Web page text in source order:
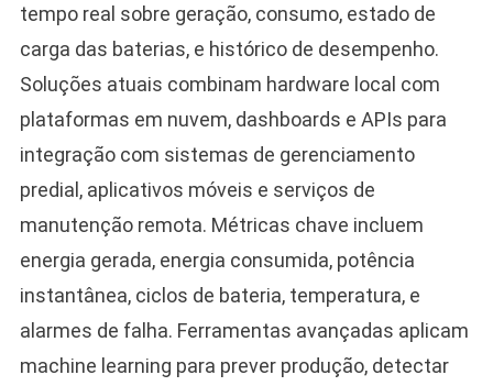
tempo real sobre geração, consumo, estado de
carga das baterias, e histórico de desempenho.
Soluções atuais combinam hardware local com
plataformas em nuvem, dashboards e APIs para
integração com sistemas de gerenciamento
predial, aplicativos móveis e serviços de
manutenção remota. Métricas chave incluem
energia gerada, energia consumida, potência
instantânea, ciclos de bateria, temperatura, e
alarmes de falha. Ferramentas avançadas aplicam
machine learning para prever produção, detectar